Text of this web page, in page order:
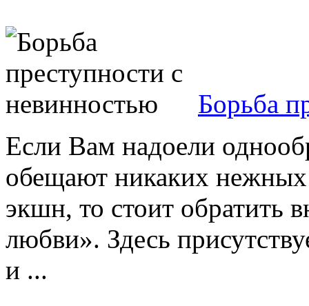
Борьба
Если Вам надоели
обещают никаких нежных
экшн, то стоит обратить
любви». Здесь
и ...